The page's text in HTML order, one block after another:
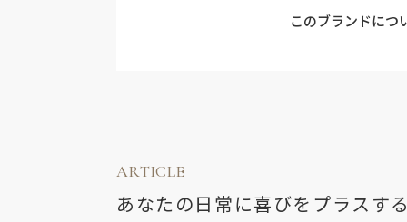
このブランドにつ
ARTICLE
あなたの日常に喜びをプラスする